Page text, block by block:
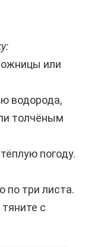
или
водорода,
толчёным
погоду.
три листа.
с